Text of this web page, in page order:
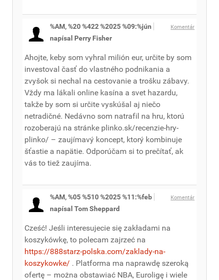
Komentár
%AM, %20 %422 %2025 %09:%jún
napísal Perry Fisher
Ahojte, keby som vyhral milión eur, určite by som
investoval časť do vlastného podnikania a
zvyšok si nechal na cestovanie a trošku zábavy.
Vždy ma lákali online kasína a svet hazardu,
takže by som si určite vyskúšal aj niečo
netradičné. Nedávno som natrafil na hru, ktorú
rozoberajú na stránke plinko.sk/recenzie-hry-
plinko/ – zaujímavý koncept, ktorý kombinuje
šťastie a napätie. Odporúčam si to prečítať, ak
vás to tiež zaujíma.
Komentár
%AM, %05 %510 %2025 %11:%feb
napísal Tom Sheppard
Cześć! Jeśli interesujecie się zakładami na
koszykówkę, to polecam zajrzeć na
https://888starz-polska.com/zaklady-na-
koszykowke/ . Platforma ma naprawdę szeroką
ofertę – można obstawiać NBA, Euroligę i wiele